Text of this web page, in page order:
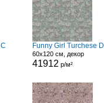
Funny Girl Turchese D
60x120 см, декор
41912 р/м²